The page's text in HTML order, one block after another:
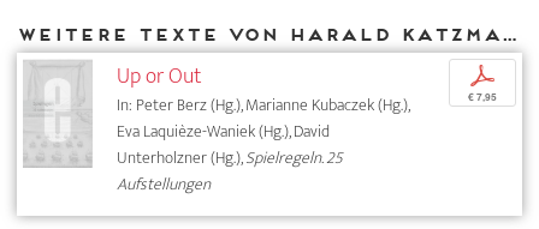
Weitere Texte von Harald Katzmair bei DIAPHANES
Up or Out
In: Peter Berz (Hg.), Marianne Kubaczek (Hg.),
Eva Laquièze-Waniek (Hg.), David
Unterholzner (Hg.),Spielregeln. 25
Aufstellungen
p
€ 7,95